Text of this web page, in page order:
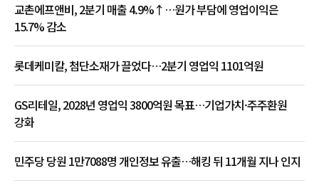
교촌에프앤비, 2분기 매출 4.9%↑…원가 부담에 영업이익은
15.7% 감소
롯데케미칼, 첨단소재가 끌었다…2분기 영업익 1101억원
GS리테일, 2028년 영업익 3800억원 목표…기업가치·주주환원
강화
민주당 당원 1만7088명 개인정보 유출…해킹 뒤 11개월 지나 인지